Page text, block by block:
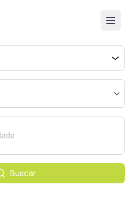
Buscar